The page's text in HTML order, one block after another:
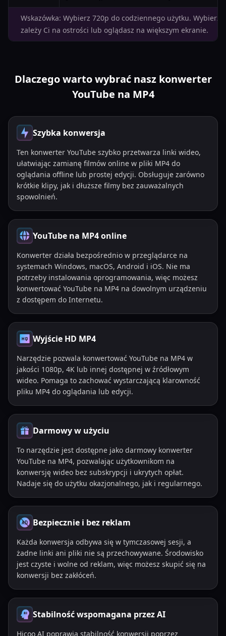
Wskazówka: Wybierz 720p do codziennego użytku. Wybierz
zależy Ci na ostrości lub oglądasz na większym ekranie.
Dlaczego warto wybrać nasz konwerter
YouTube na MP4
Szybka konwersja
Ten konwerter YouTube szybko przetwarza linki wideo,
ułatwiając zamianę filmów online w pliki MP4 do
oglądania offline lub prostej edycji. Obsługuje zarówno
krótkie klipy, jak i dłuższe filmy bez zauważalnych
spowolnień.
YouTube na MP4 online
Konwerter działa bezpośrednio w przeglądarce na
systemach Windows, macOS, Android i iOS. Nie ma
potrzeby instalowania oprogramowania, więc możesz
konwertować YouTube na MP4 na dowolnym urządzeniu
z dostępem do Internetu.
Wyjście HD MP4
Narzędzie pozwala konwertować YouTube na MP4 w
jakości 1080p, 4K lub innej dostępnej w źródłowym
wideo. Pomaga to zachować wystarczającą klarowność
pliku MP4 do oglądania lub edycji.
Darmowy w użyciu
To narzędzie jest dostępne jako darmowy konwerter
YouTube na MP4, pozwalając użytkownikom na
konwersję wideo bez subskrypcji i ukrytych opłat.
Nadaje się do użytku okazjonalnego, jak i regularnego.
Bezpiecznie i bez reklam
Każda konwersja odbywa się w tymczasowej sesji, a
żadne linki ani pliki nie są przechowywane. Środowisko
jest czyste i wolne od reklam, więc możesz skupić się na
konwersji bez zakłóceń.
Stabilność wspomagana przez AI
Hicoo AI poprawia stabilność konwersji poprzez